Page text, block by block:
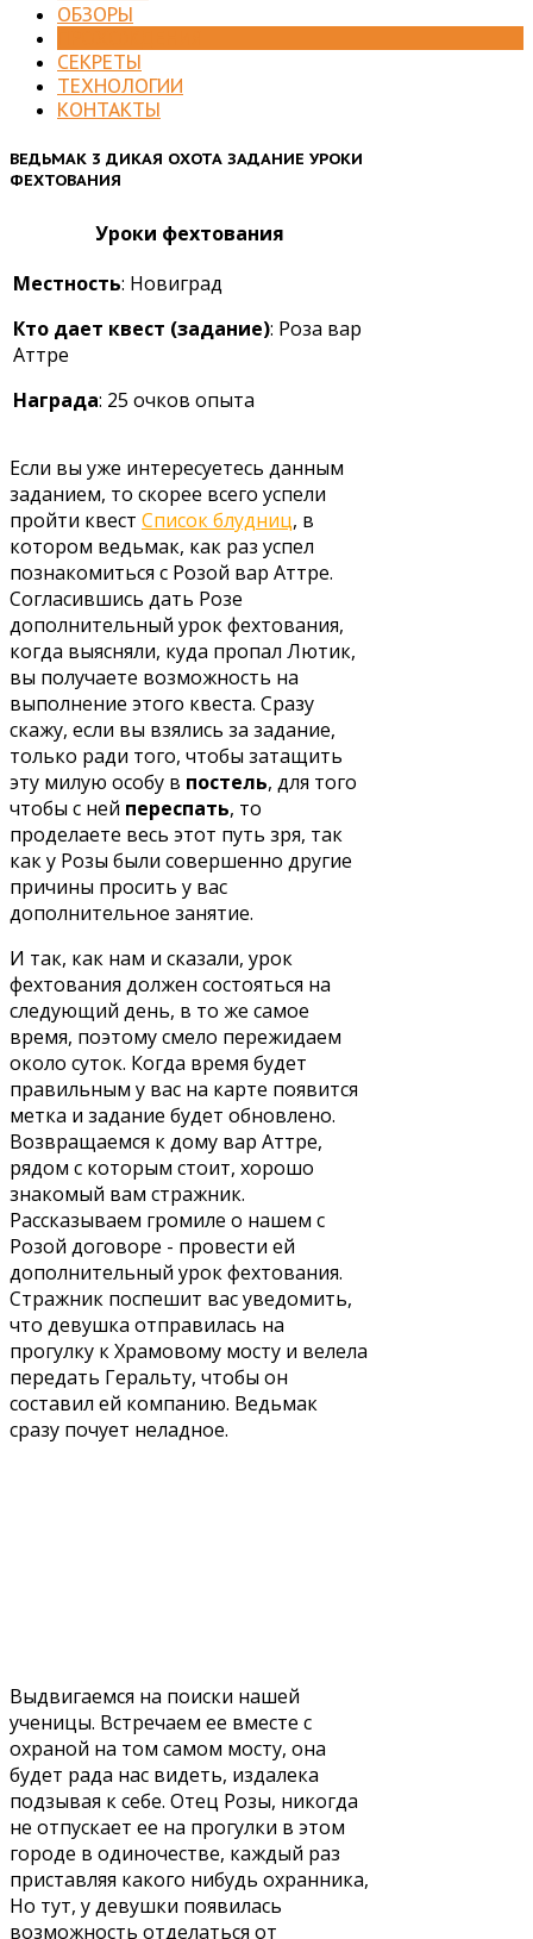
ОБЗОРЫ
СЕКРЕТЫ
ТЕХНОЛОГИИ
КОНТАКТЫ
ВЕДЬМАК 3 ДИКАЯ ОХОТА ЗАДАНИЕ УРОКИ
ФЕХТОВАНИЯ
Уроки фехтования
Местность: Новиград
Кто дает квест (задание): Роза вар
Аттре
Награда: 25 очков опыта
Если вы уже интересуетесь данным
заданием, то скорее всего успели
пройти квест Список блудниц, в
котором ведьмак, как раз успел
познакомиться с Розой вар Аттре.
Согласившись дать Розе
дополнительный урок фехтования,
когда выясняли, куда пропал Лютик,
вы получаете возможность на
выполнение этого квеста. Сразу
скажу, если вы взялись за задание,
только ради того, чтобы затащить
эту милую особу в постель, для того
чтобы с ней переспать, то
проделаете весь этот путь зря, так
как у Розы были совершенно другие
причины просить у вас
дополнительное занятие.
И так, как нам и сказали, урок
фехтования должен состояться на
следующий день, в то же самое
время, поэтому смело пережидаем
около суток. Когда время будет
правильным у вас на карте появится
метка и задание будет обновлено.
Возвращаемся к дому вар Аттре,
рядом с которым стоит, хорошо
знакомый вам стражник.
Рассказываем громиле о нашем с
Розой договоре - провести ей
дополнительный урок фехтования.
Стражник поспешит вас уведомить,
что девушка отправилась на
прогулку к Храмовому мосту и велела
передать Геральту, чтобы он
составил ей компанию. Ведьмак
сразу почует неладное.
Выдвигаемся на поиски нашей
ученицы. Встречаем ее вместе с
охраной на том самом мосту, она
будет рада нас видеть, издалека
подзывая к себе. Отец Розы, никогда
не отпускает ее на прогулки в этом
городе в одиночестве, каждый раз
приставляя какого нибудь охранника,
Но тут, у девушки появилась
возможность отделаться от